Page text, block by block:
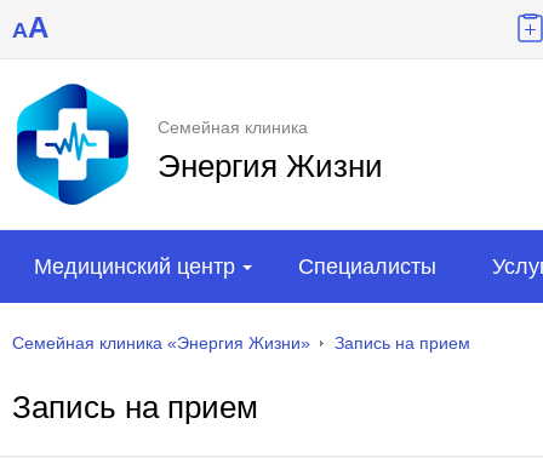
AA
Семейная клиника
Энергия Жизни
Медицинский центр Специалисты
Семейная клиника «Энергия Жизни» Запись на прием
Запись на прием